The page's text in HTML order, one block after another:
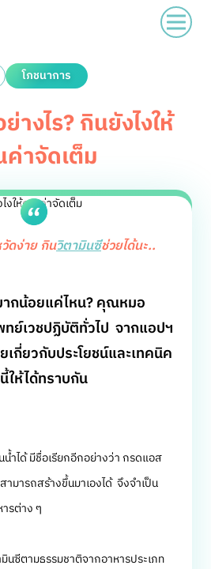
โภชนาการ
างไร? กินยังไงให้
าจัดเต็ม
ดง่าย กินวิตามินซีช่วยได้นะ..
ากน้อยแค่ไหน? คุณหมอ
ย์เวชปฏิบัติทั่วไป จากแอปฯ
กี่ยวกับประโยชน์และเทคนิค
ให้ได้ทราบกัน
น้ำได้ มีชื่อเรียกอีกอย่างว่า กรดแอส
ามารถสร้างขึ้นมาเองได้ จึงจำเป็น
รต่าง ๆ
นซีตามธรรมชาติจากอาหารประเภท